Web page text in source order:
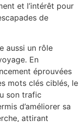
et l’intérêt pour
de
aussi un rôle
En
éprouvées
mots clés ciblés, le
son trafic
d’améliorer sa
attirant